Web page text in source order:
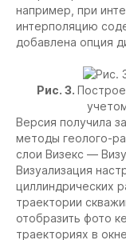
например, при
интерполяцию
добавлена опция
Рис. 3.
Версия получила
методы геолого-
слои Визекс —
Визуализация
циллиндрических
траектории
отобразить фото
траекториях в